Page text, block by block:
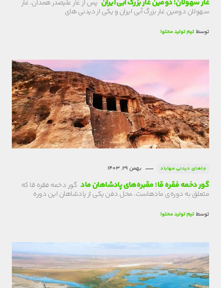
غار سهولان؛ دومین غار بزرگ آبی ایران پس از غار علیصدر همدان، غار
سهولان دومین غار بزرگ آبی ایران و یکی از دیدنی های
توسطتیم تولید محتوا
جاهای دیدنی مهاباد بهمن 29, 1403
گور دخمه فقره قا؛ مقبره‌های پادشاهان ماد گور دخمه فقره قا که
متعلق به دوره‌ی مادهاست، محل دفن یکی از پادشاهان این دوره
توسطتیم تولید محتوا